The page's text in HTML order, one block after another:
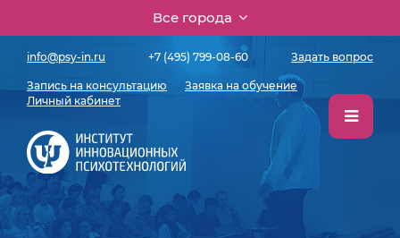
Все города
info@psy-in.ru +7 (495) 799-08-60 Задать вопрос
Запись на консультацию
Заявка на обучение
Личный кабинет